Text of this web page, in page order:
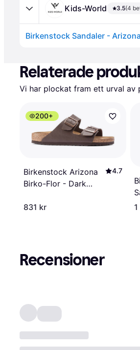
Kids-World 3.5(4
Relaterade
Vi har plockat fram ett urval av
200+
Birkenstock Arizona
Birko-Flor - Dark
4.7
831 kr
Recensioner